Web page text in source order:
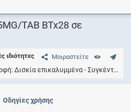
TAB BTx28 σε
Μοιραστείτε
ιδιότητες
Δισκία επικαλυμμένα Συγκέντρωση
Οδηγίες χρήσης